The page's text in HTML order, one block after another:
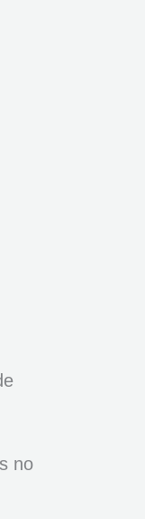
no